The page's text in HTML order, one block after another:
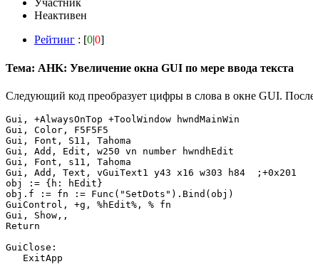
Участник
Неактивен
Рейтинг : [0|0]
Тема: AHK: Увеличение окна GUI по мере ввода текста
Следующий код преобразует цифры в слова в окне GUI.
Gui, +AlwaysOnTop +ToolWindow hwndMainWin
Gui, Color, F5F5F5
Gui, Font, S11, Tahoma
Gui, Add, Edit, w250 vn number hwndhEdit
Gui, Font, s11, Tahoma
Gui, Add, Text, vGuiText1 y43 x16 w303 h84  ;+0x201
obj := {h: hEdit}
obj.f := fn := Func("SetDots").Bind(obj)
GuiControl, +g, %hEdit%, % fn
Gui, Show,,
Return
GuiClose:
   ExitApp